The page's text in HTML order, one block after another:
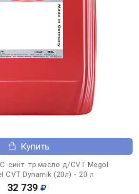
Купить
синт. тр.масло д/CVT Megol
CVT Dynamik (20л) - 20 л
32 739